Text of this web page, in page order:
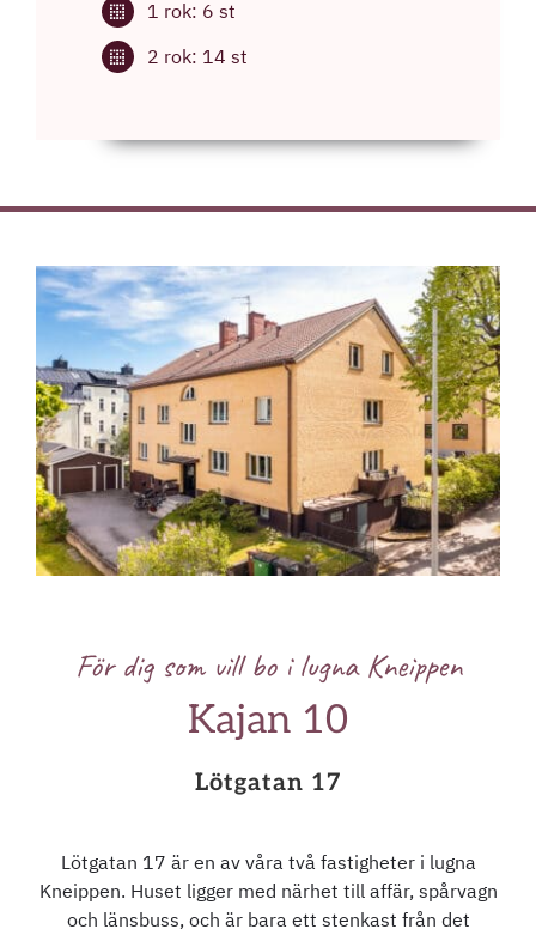
1 rok: 6 st
2 rok: 14 st
För dig som vill bo i lugna Kneippen
Kajan 10
Lötgatan 17
Lötgatan 17 är en av våra två fastigheter i lugna
Kneippen. Huset ligger med närhet till affär, spårvagn
och länsbuss, och är bara ett stenkast från det